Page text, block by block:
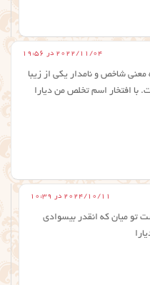
2022/11/04 در 19:56
معنی شاخص و نامدار یکی از زیبا
با افتخار اسم تخلص من دیارا
2024/10/11 در 10:39
تو میان که انقدر بیسوادی